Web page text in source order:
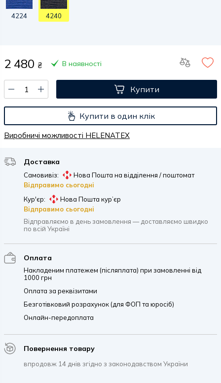
4224 4240
2 480 ₴ В наявності
Купити
Купити в один клік
Виробничі можливості HELENATEX
Доставка
Самовивіз:
Нова Пошта на відділення / поштомат
Відправимо сьогодні
Кур'єр:
Нова Пошта кур’єр
Відправимо сьогодні
Відправляємо в день замовлення — доставляємо швидко
по всій Україні
Оплата
Накладеним платежем (післяплата) при замовленні від
1000 грн
Оплата за реквізитами
Безготівковий розрахунок (для ФОП та юросіб)
Онлайн-передоплата
Повернення товару
впродовж 14 днів згідно з законодавством України